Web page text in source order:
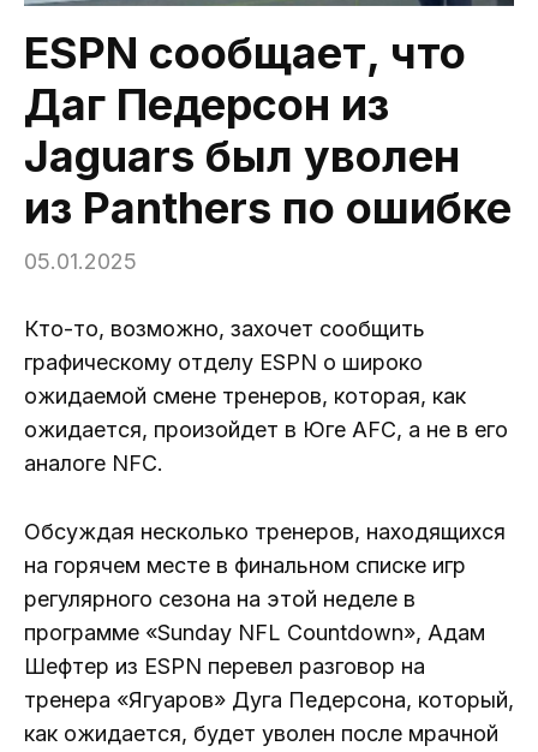
ESPN сообщает, что
Даг Педерсон из
Jaguars был уволен
из Panthers по ошибке
05.01.2025
Кто-то, возможно, захочет сообщить
графическому отделу ESPN о широко
ожидаемой смене тренеров, которая, как
ожидается, произойдет в Юге AFC, а не в его
аналоге NFC.
Обсуждая несколько тренеров, находящихся
на горячем месте в финальном списке игр
регулярного сезона на этой неделе в
программе «Sunday NFL Countdown», Адам
Шефтер из ESPN перевел разговор на
тренера «Ягуаров» Дуга Педерсона, который,
как ожидается, будет уволен после мрачной